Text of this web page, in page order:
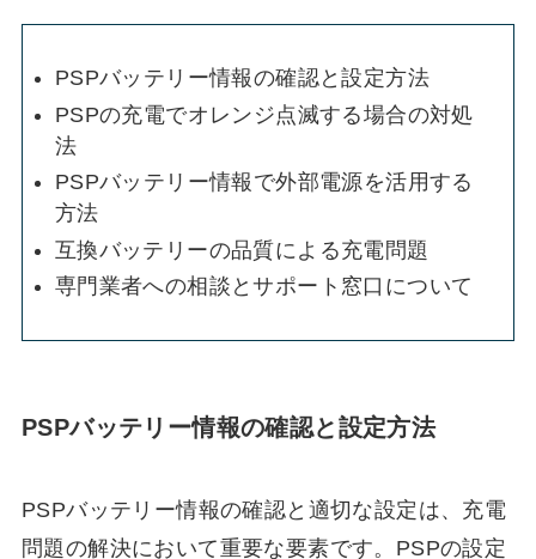
PSPバッテリー情報の確認と設定方法
PSPの充電でオレンジ点滅する場合の対処
法
PSPバッテリー情報で外部電源を活用する
方法
互換バッテリーの品質による充電問題
専門業者への相談とサポート窓口について
PSPバッテリー情報の確認と設定方法
PSPバッテリー情報の確認と適切な設定は、充電
問題の解決において重要な要素です。PSPの設定